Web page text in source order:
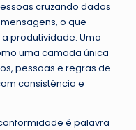
cruzando dados
o que
produtividade. Uma
uma camada única
pessoas e regras de
consistência e
é palavra